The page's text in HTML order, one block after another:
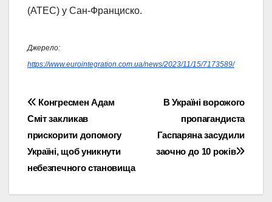
(АТЕС) у Сан-Франциско.
Джерело:
https://www.eurointegration.com.ua/news/2023/11/15/7173589/
Навігація
записів
В Україні ворожого
пропагандиста
Гаспаряна засудили
заочно до 10 років
Конгресмен Адам
Сміт закликав
прискорити допомогу
Україні, щоб уникнути
небезпечного становища